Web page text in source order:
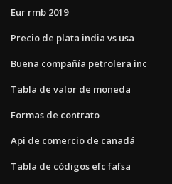
Eur rmb 2019
Precio de plata india vs usa
Buena compañía petrolera inc
Tabla de valor de moneda
Formas de contrato
Api de comercio de canadá
Tabla de códigos efc fafsa